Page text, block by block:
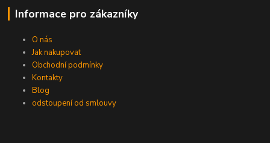
Informace pro zákazníky
O nás
Jak nakupovat
Obchodní podmínky
Kontakty
Blog
odstoupení od smlouvy